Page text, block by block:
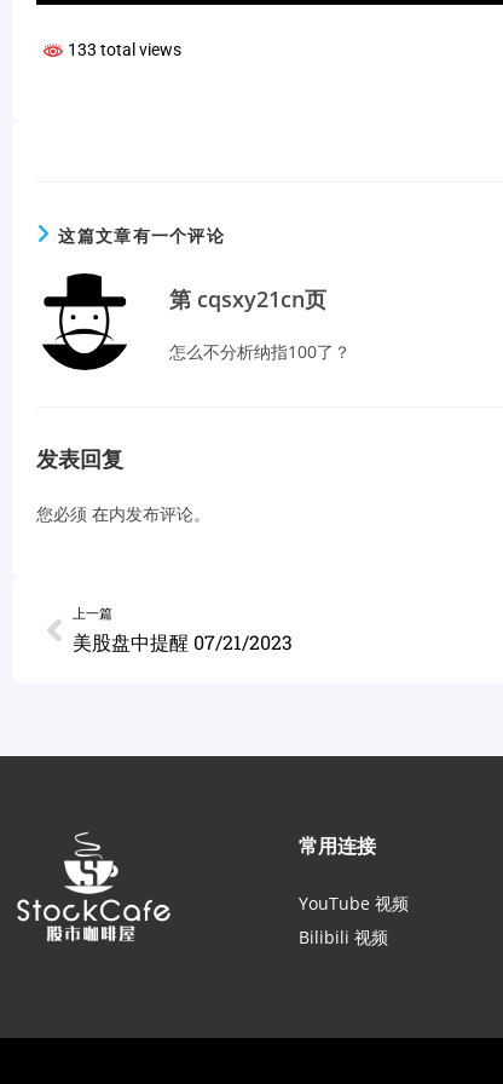
133 total views
这篇文章有一个评论
第 cqsxy21cn页
怎么不分析纳指100了？
发表回复
您必须 在内发布评论。
上一篇
美股盘中提醒 07/21/2023
常用连接
YouTube 视频
Bilibili 视频